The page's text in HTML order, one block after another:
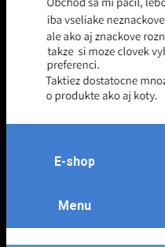
E-shop
Menu